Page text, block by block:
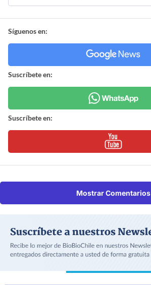
Síguenos en:
Suscríbete en:
Suscríbete en:
Mostrar Comentarios